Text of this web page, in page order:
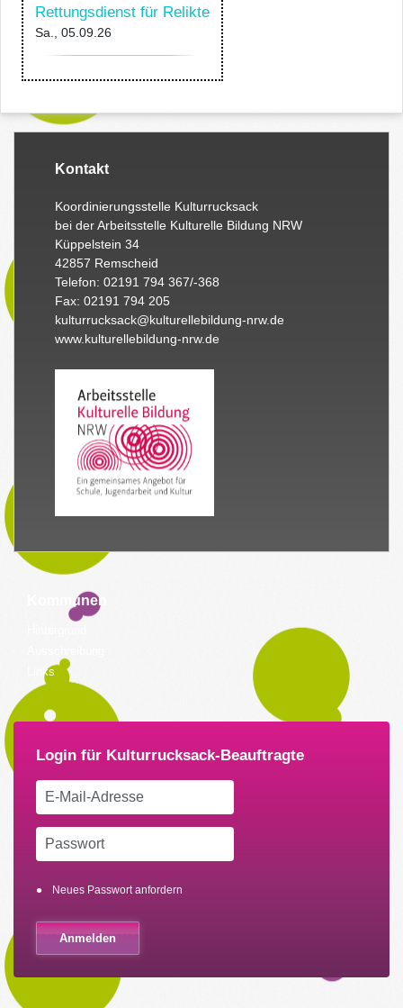
Rettungsdienst für Relikte
Sa., 05.09.26
Kontakt
Koordinierungsstelle Kulturrucksack
bei der Arbeitsstelle Kulturelle Bildung NRW
Küppelstein 34
42857 Remscheid
Telefon: 02191 794 367/-368
Fax: 02191 794 205
kulturrucksack@kulturellebildung-nrw.de
www.kulturellebildung-nrw.de
Kommunen
Links
Neues Passwort anfordern